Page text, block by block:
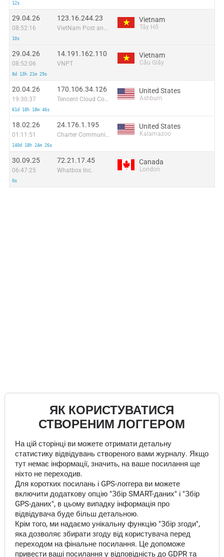
12s
29.04.26
08:52:16
10s
123.16.244.23
VietNam Post and Telecom Corporation
Vietnam
Tây Hồ
29.04.26
08:52:06
8d 13h 21m 29s
14.191.162.110
VNPT
Vietnam
Cầu Giấy
20.04.26
19:30:37
61d 18h 18m 46s
170.106.34.126
Tencent Cloud Computing (Beijing) Co
United States
Ashburn
18.02.26
01:11:51
140d 18h 24m 26s
24.176.1.195
Charter Communications
United States
Kalamazoo
30.09.25
06:47:25
0s
72.21.17.45
Whatbox Inc.
Canada
London
ЯК КОРИСТУВАТИСЯ
СТВОРЕНИМ ЛОГГЕРОМ
На цій сторінці ви можете отримати детальну
статистику відвідувань створеного вами журналу. Якщо
тут немає інформації, значить, на ваше посилання ще
ніхто не переходив.
Для коротких посилань і GPS-логгера ви можете
включити додаткову опцію "Збір SMART-даних" і "Збір
GPS-даних", в цьому випадку інформація про
відвідувача буде більш детальною.
Крім того, ми надаємо унікальну функцію "Збір згоди",
яка дозволяє збирати згоду від користувача перед
переходом на фінальне посилання. Це допоможе
привести ваші посилання у відповідність до GDPR та